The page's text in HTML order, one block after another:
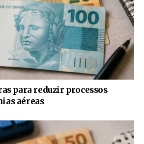
para reduzir processos
aéreas